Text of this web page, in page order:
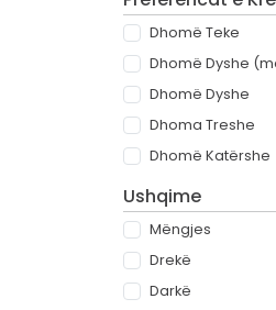
Dhomë Teke
Dhomë Dyshe
Dhomë Dyshe
Dhoma Treshe
Dhomë Katërshe
Ushqime
Mëngjes
Drekë
Darkë